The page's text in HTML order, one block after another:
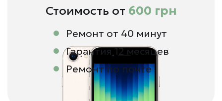
Стоимость от 600 грн
Ремонт от 40 минут
Гарантия 12 месяцев
Ремонт по почте